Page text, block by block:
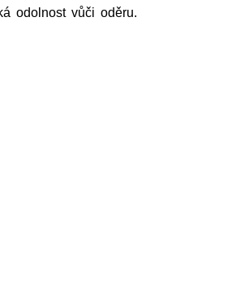
odolnost vůči oděru.